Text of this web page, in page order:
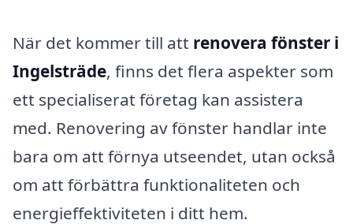
När det kommer till att renovera fönster i
Ingelsträde, finns det flera aspekter som
ett specialiserat företag kan assistera
med. Renovering av fönster handlar inte
bara om att förnya utseendet, utan också
om att förbättra funktionaliteten och
energieffektiviteten i ditt hem.